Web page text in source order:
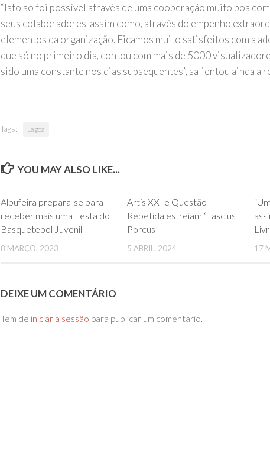
“Isto só foi possível através de uma cooperação muito boa
seus colaboradores, assim como, através do empenho
elementos da organização. Ficamos muito satisfeitos com a
que só no primeiro dia, contou com mais de 5000
sido uma constante nos dias subsequentes”, salientou ainda a
Tags: Lagoa
YOU MAY ALSO LIKE...
Albufeira prepara-se para
receber mais uma Festa do
Basquetebol Juvenil
8 MARÇO, 2023
Artis XXI e Questão
Repetida estreiam ‘Fascius
Porcus’
5 ABRIL, 2024 17
DEIXE UM COMENTÁRIO
Tem de iniciar a sessão para publicar um comentário.